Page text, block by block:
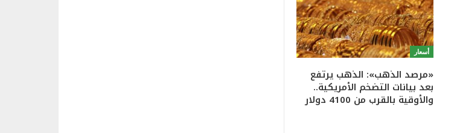
أسعار
«مرصد الذهب»: الذهب يرتفع
بعد بيانات التضخم الأمريكية..
والأوقية بالقرب من 4100 دولار